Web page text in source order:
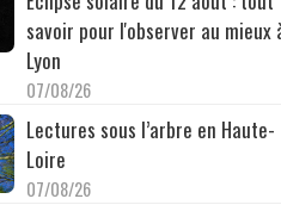
savoir pour l'observer au mieux
Lyon
07/08/26
Lectures sous l’arbre en Haute-
Loire
07/08/26